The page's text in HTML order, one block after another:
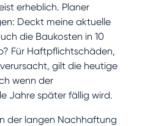
erheblich. Planer
Deckt meine aktuelle
die Baukosten in 10
Für Haftpflichtschäden,
gilt die heutige
wenn der
Jahre später fällig wird.
der langen Nachhaftung